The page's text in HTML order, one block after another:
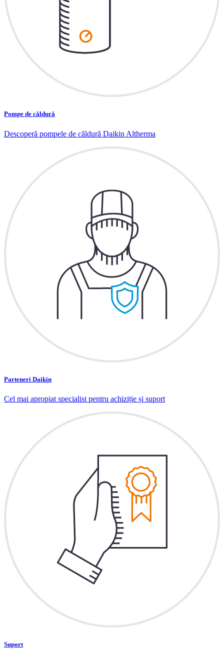
Pompe de căldură
Descoperă pompele de căldură Daikin Altherma
Parteneri Daikin
Cel mai apropiat specialist pentru achiziție și suport
Suport